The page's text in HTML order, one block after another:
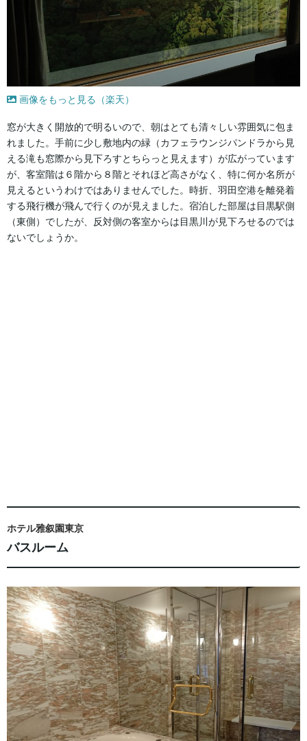
画像をもっと見る（楽天）
窓が大きく開放的で明るいので、朝はとても清々しい雰囲気に包ま
れました。手前に少し敷地内の緑（カフェラウンジパンドラから見
える滝も窓際から見下ろすとちらっと見えます）が広がっています
が、客室階は６階から８階とそれほど高さがなく、特に何か名所が
見えるというわけではありませんでした。時折、羽田空港を離発着
する飛行機が飛んで行くのが見えました。宿泊した部屋は目黒駅側
（東側）でしたが、反対側の客室からは目黒川が見下ろせるのでは
ないでしょうか。
ホテル雅叙園東京
バスルーム